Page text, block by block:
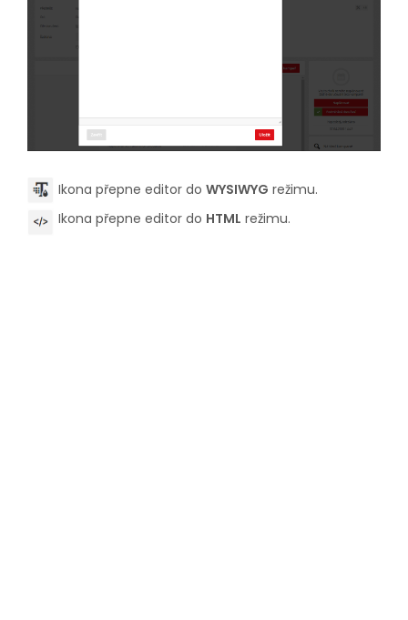
Ikona přepne editor do WYSIWYG režimu.
Ikona přepne editor do HTML režimu.